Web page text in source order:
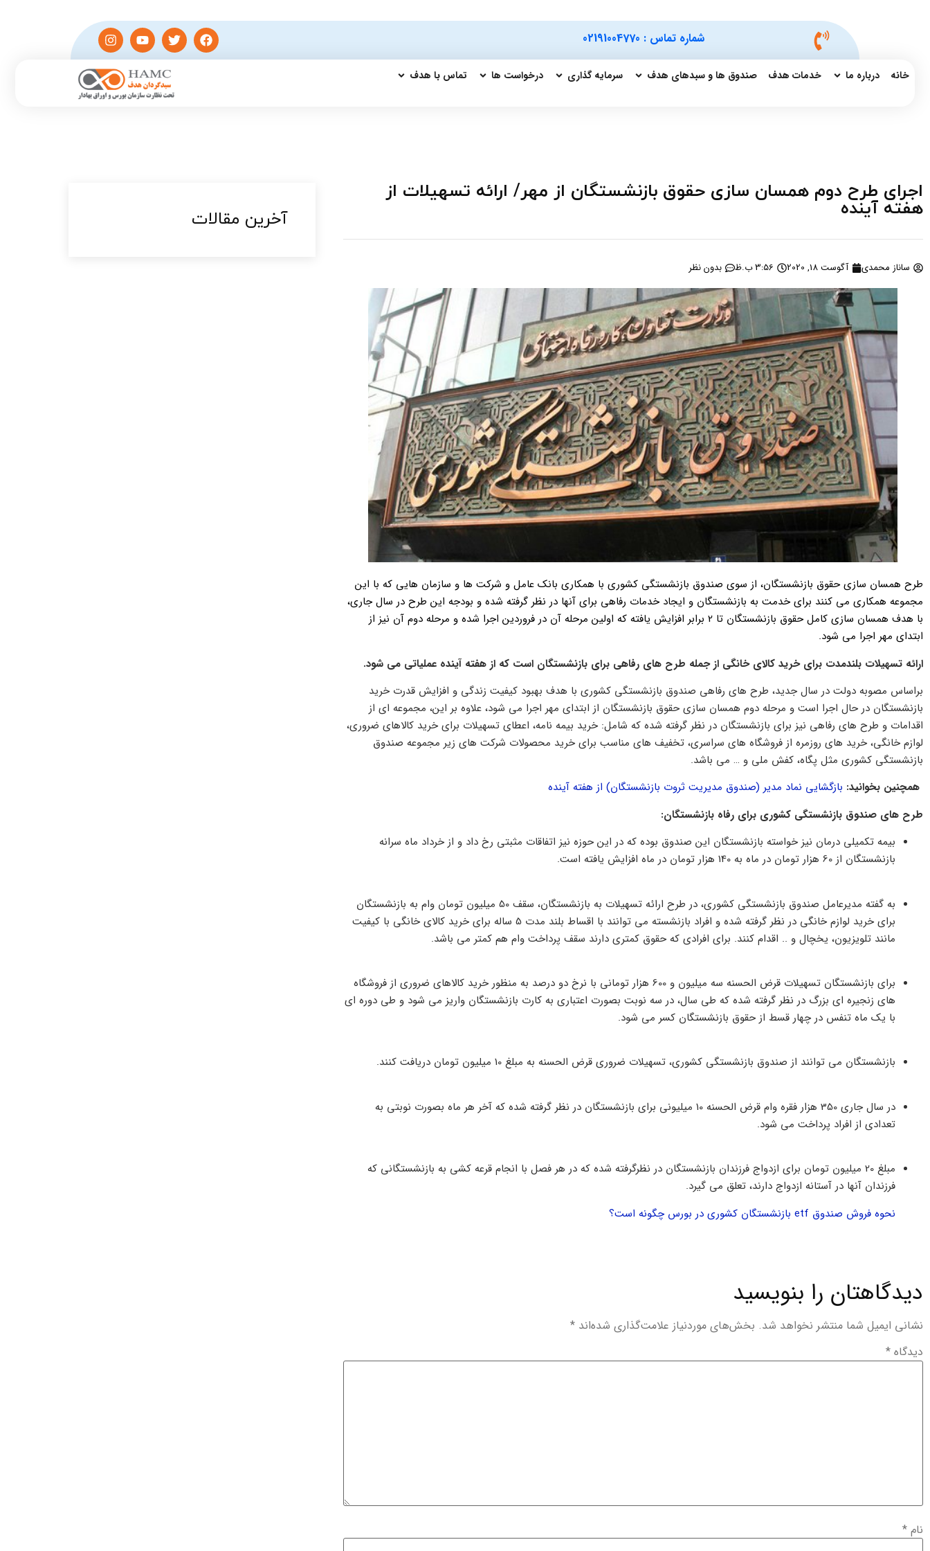
شماره تماس : 02191004770
خانه درباره ما خدمات هدف صندوق ها و سبدهای هدف سرمایه گذاری درخواست ها تماس با هدف
اجرای طرح دوم همسان سازی حقوق بازنشستگان از مهر/ ارائه تسهیلات از
هفته آینده
ساناز محمدی آگوست 18, 2020 3:56 ب.ظ بدون نظر
طرح همسان سازی حقوق بازنشستگان، از سوی صندوق بازنشستگی کشوری با همکاری بانک عامل و شرکت ها و سازمان هایی که با این
مجموعه همکاری می کنند برای خدمت به بازنشستگان و ایجاد خدمات رفاهی برای آنها در نظر گرفته شده و بودجه این طرح در سال جاری،
با هدف همسان سازی کامل حقوق بازنشستگان تا 2 برابر افزایش یافته که اولین مرحله آن در فروردین اجرا شده و مرحله دوم آن نیز از
ابتدای مهر اجرا می شود.
ارائه تسهیلات بلندمدت برای خرید کالای خانگی از جمله طرح های رفاهی برای بازنشستگان است که از هفته آینده عملیاتی می شود.
براساس مصوبه دولت در سال جدید، طرح های رفاهی صندوق بازنشستگی کشوری با هدف بهبود کیفیت زندگی و افزایش قدرت خرید
بازنشستگان در حال اجرا است و مرحله دوم همسان سازی حقوق بازنشستگان از ابتدای مهر اجرا می شود، علاوه بر این، مجموعه ای از
اقدامات و طرح های رفاهی نیز برای بازنشستگان در نظر گرفته شده که شامل: خرید بیمه نامه، اعطای تسهیلات برای خرید کالاهای ضروری،
لوازم خانگی، خرید های روزمره از فروشگاه های سراسری، تخفیف های مناسب برای خرید محصولات شرکت های زیر مجموعه صندوق
بازنشستگی کشوری مثل پگاه، کفش ملی و … می باشد.
همچنین بخوانید: بازگشایی نماد مدیر (صندوق مدیریت ثروت بازنشستگان) از هفته آینده
طرح های صندوق بازنشستگی کشوری برای رفاه بازنشستگان:
بیمه تکمیلی درمان نیز خواسته بازنشستگان این صندوق بوده که در این حوزه نیز اتفاقات مثبتی رخ داد و از خرداد ماه سرانه
بازنشستگان از 60 هزار تومان در ماه به 140 هزار تومان در ماه افزایش یافته است.
به گفته مدیرعامل صندوق بازنشستگی کشوری، در طرح ارائه تسهیلات به بازنشستگان، سقف 50 میلیون تومان وام به بازنشستگان
برای خرید لوازم خانگی در نظر گرفته شده و افراد بازنشسته می توانند با اقساط بلند مدت 5 ساله برای خرید کالای خانگی با کیفیت
مانند تلویزیون، یخچال و .. اقدام کنند. برای افرادی که حقوق کمتری دارند سقف پرداخت وام هم کمتر می باشد.
برای بازنشستگان تسهیلات قرض الحسنه سه میلیون و 600 هزار تومانی با نرخ دو درصد به منظور خرید کالاهای ضروری از فروشگاه
های زنجیره ای بزرگ در نظر گرفته شده که طی سال، در سه نوبت بصورت اعتباری به کارت بازنشستگان واریز می شود و طی دوره ای
با یک ماه تنفس در چهار قسط از حقوق بازنشستگان کسر می شود.
بازنشستگان می توانند از صندوق بازنشستگی کشوری، تسهیلات ضروری قرض الحسنه به مبلغ 10 میلیون تومان دریافت کنند.
در سال جاری 350 هزار فقره وام قرض الحسنه 10 میلیونی برای بازنشستگان در نظر گرفته شده که آخر هر ماه بصورت نوبتی به
تعدادی از افراد پرداخت می شود.
مبلغ 20 میلیون تومان برای ازدواج فرزندان بازنشستگان در نظرگرفته شده که در هر فصل با انجام قرعه کشی به بازنشستگانی که
فرزندان آنها در آستانه ازدواج دارند، تعلق می گیرد.
نحوه فروش صندوق etf بازنشستگان کشوری در بورس چگونه است؟
دیدگاهتان را بنویسید
نشانی ایمیل شما منتشر نخواهد شد. بخش‌های موردنیاز علامت‌گذاری شده‌اند *
دیدگاه *
نام *
آخرین مقالات​